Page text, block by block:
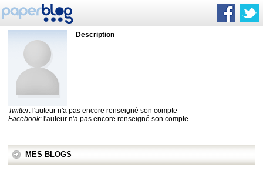
Description
Twitter: l'auteur n'a pas encore renseigné son compte
Facebook: l'auteur n'a pas encore renseigné son compte
MES BLOGS